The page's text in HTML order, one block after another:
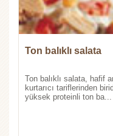
Ton balıklı salata
Ton balıklı salata, hafif
kurtarıcı tariflerinden
yüksek proteinli ton ba...